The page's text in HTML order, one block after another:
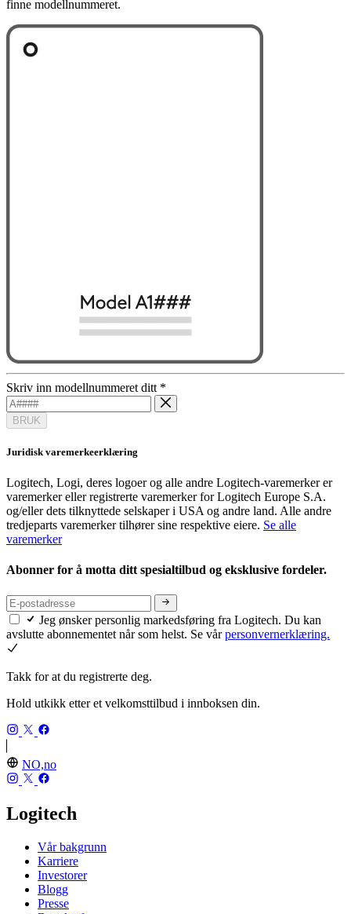
finne modellnummeret.
Skriv inn modellnummeret ditt *
BRUK
Juridisk varemerkeerklæring
Logitech, Logi, deres logoer og alle andre Logitech-varemerker er
varemerker eller registrerte varemerker for Logitech Europe S.A.
og/eller dets tilknyttede selskaper i USA og andre land. Alle andre
tredjeparts varemerker tilhører sine respektive eiere. Se alle
varemerker
Abonner for å motta ditt spesialtilbud og eksklusive fordeler.
Jeg ønsker personlig markedsføring fra Logitech. Du kan
avslutte abonnementet når som helst. Se vårpersonvernerklæring.
Takk for at du registrerte deg.
Hold utkikk etter et velkomsttilbud i innboksen din.
NO,no
Logitech
Vår bakgrunn
Karriere
Investorer
Blogg
Presse